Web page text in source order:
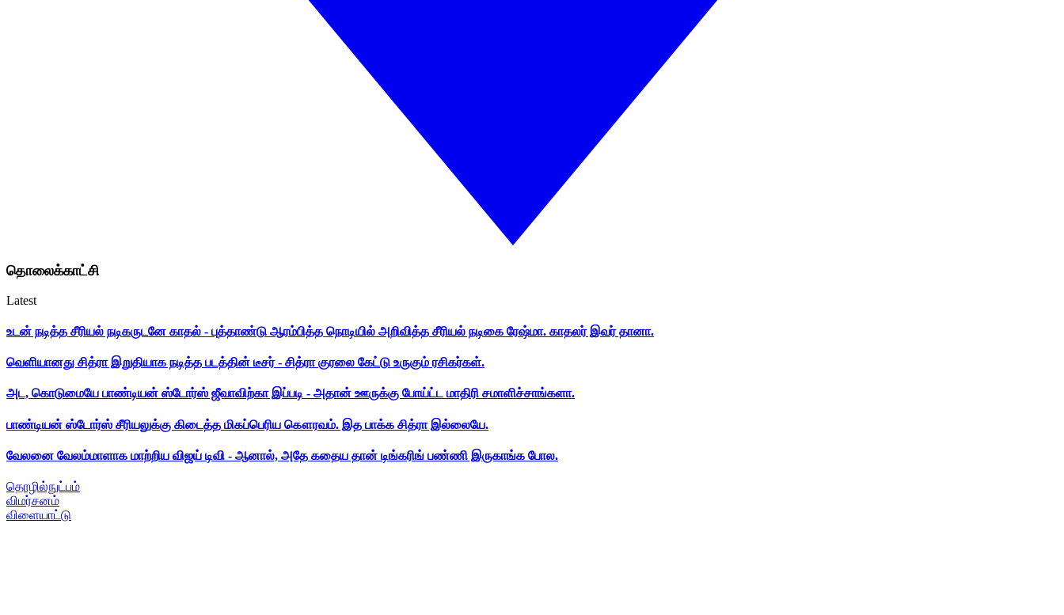
தொலைக்காட்சி
Latest
உடன் நடித்த சீரியல் நடிகருடனே காதல் - புத்தாண்டு ஆரம்பித்த நொடியில் அறிவித்த சீரியல் நடிகை ரேஷ்மா. காதலர் இவர் தானா.
வெளியானது சித்ரா இறுதியாக நடித்த படத்தின் டீசர் - சித்ரா குரலை கேட்டு உருகும் ரசிகர்கள்.
அட, கொடுமையே பாண்டியன் ஸ்டோர்ஸ் ஜீவாவிற்கா இப்படி - அதான் ஊருக்கு போய்ட்ட மாதிரி சமாளிச்சாங்களா.
பாண்டியன் ஸ்டோர்ஸ் சீரியலுக்கு கிடைத்த மிகப்பெரிய கௌரவம். இத பாக்க சித்ரா இல்லையே.
வேலனை வேலம்மாளாக மாற்றிய விஜய் டிவி - ஆனால், அதே கதைய தான் டிங்கரிங் பண்ணி இருகாங்க போல.
தொழில்நுட்பம்
விமர்சனம்
விளையாட்டு